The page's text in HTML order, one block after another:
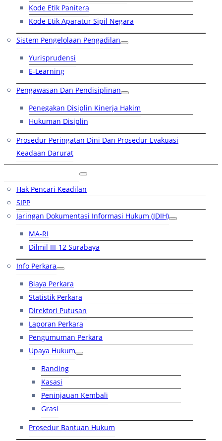
Kode Etik Panitera
Kode Etik Aparatur Sipil Negara
Sistem Pengelolaan Pengadilan
Yurisprudensi
E-Learning
Pengawasan Dan Pendisiplinan
Penegakan Disiplin Kinerja Hakim
Hukuman Disiplin
Prosedur Peringatan Dini Dan Prosedur Evakuasi
Keadaan Darurat
Hak Pencari Keadilan
SIPP
Jaringan Dokumentasi Informasi Hukum (JDIH)
MA-RI
Dilmil III-12 Surabaya
Info Perkara
Biaya Perkara
Statistik Perkara
Direktori Putusan
Laporan Perkara
Pengumuman Perkara
Upaya Hukum
Banding
Kasasi
Peninjauan Kembali
Grasi
Prosedur Bantuan Hukum